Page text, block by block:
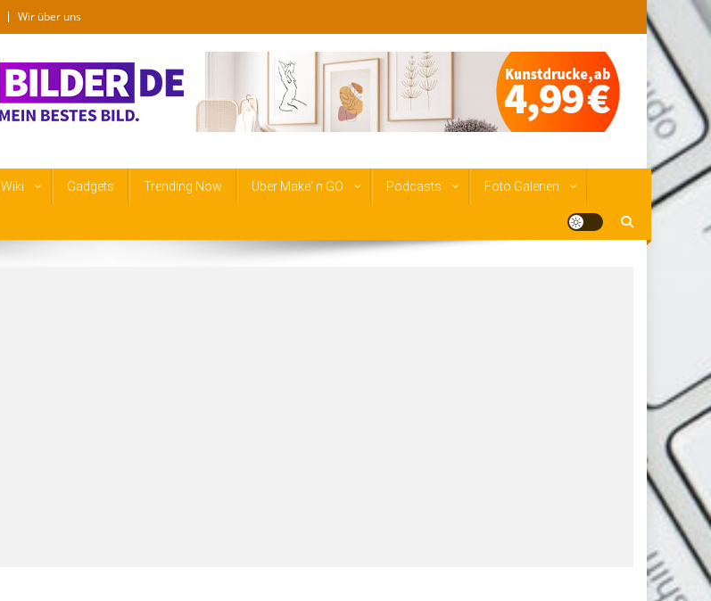
Wir über uns
Wiki Gadgets Trending Now Über Make‘ n GO Podcasts Foto Galerien